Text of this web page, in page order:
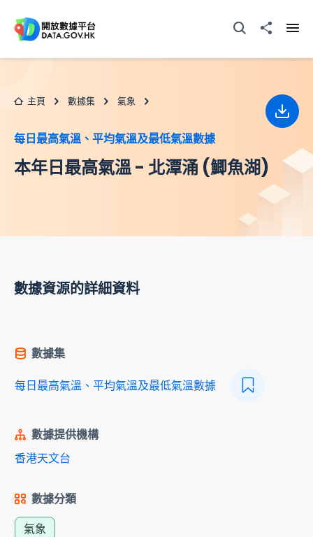
打開搜尋器分享至
主頁 數據集 氣象
每日最高氣溫、平均氣溫及最低氣溫數據
本年日最高氣溫 - 北潭涌 (鯽魚湖)
下載
數據資源的詳細資料
數據集
每日最高氣溫、平均氣溫及最低氣溫數據
數據提供機構
香港天文台
數據分類
氣象